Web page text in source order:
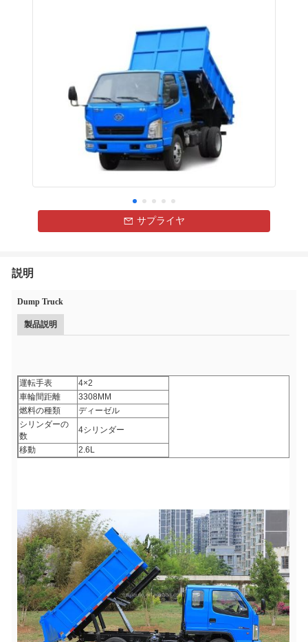
サプライヤ
説明
Dump Truck
製品説明
運転手表
4×2
車輪間距離
3308MM
燃料の種類
ディーゼル
シリンダーの
数
4シリンダー
移動 2.6L